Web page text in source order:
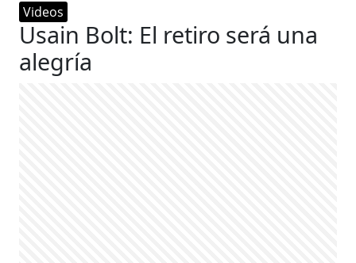
Videos
Usain Bolt: El retiro será una
alegría